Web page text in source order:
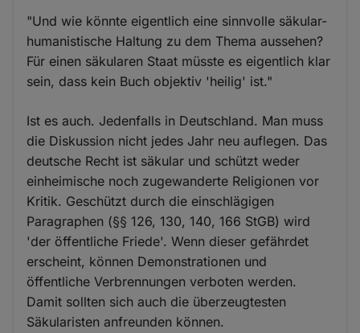
"Und wie könnte eigentlich eine sinnvolle säkular-
humanistische Haltung zu dem Thema aussehen?
Für einen säkularen Staat müsste es eigentlich klar
sein, dass kein Buch objektiv 'heilig' ist."
Ist es auch. Jedenfalls in Deutschland. Man muss
die Diskussion nicht jedes Jahr neu auflegen. Das
deutsche Recht ist säkular und schützt weder
einheimische noch zugewanderte Religionen vor
Kritik. Geschützt durch die einschlägigen
Paragraphen (§§ 126, 130, 140, 166 StGB) wird
'der öffentliche Friede'. Wenn dieser gefährdet
erscheint, können Demonstrationen und
öffentliche Verbrennungen verboten werden.
Damit sollten sich auch die überzeugtesten
Säkularisten anfreunden können.